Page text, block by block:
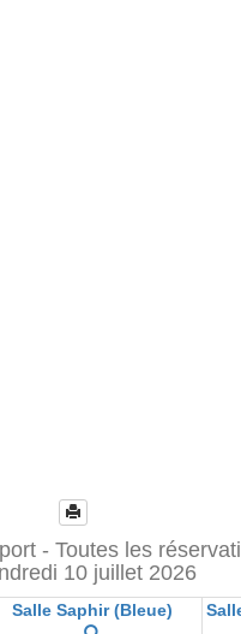
- Toutes les
10 juillet 2026
Salle Saphir (Bleue)